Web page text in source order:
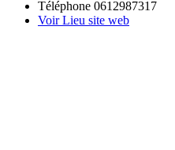
Téléphone 0612987317
Voir Lieu site web